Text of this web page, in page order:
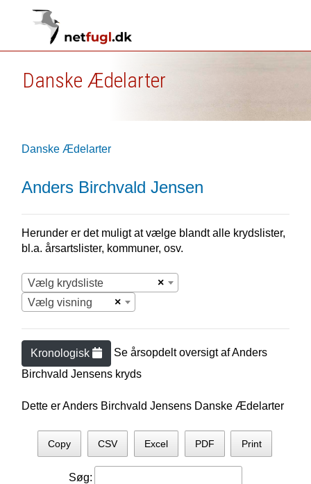
Danske Ædelarter
Danske Ædelarter
Anders Birchvald Jensen
Herunder er det muligt at vælge blandt alle krydslister,
bl.a. årsartslister, kommuner, osv.
×
Vælg krydsliste
×
Vælg visning
Kronologisk Se årsopdelt oversigt afAnders
Birchvald Jensens kryds
Dette er Anders Birchvald Jensens Danske Ædelarter
Copy CSV Excel PDF Print
Søg: